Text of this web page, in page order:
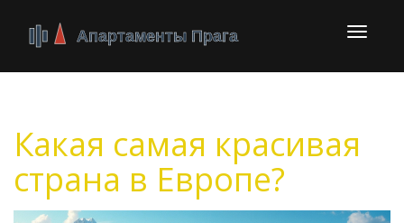
Какая самая красивая
страна в Европе?